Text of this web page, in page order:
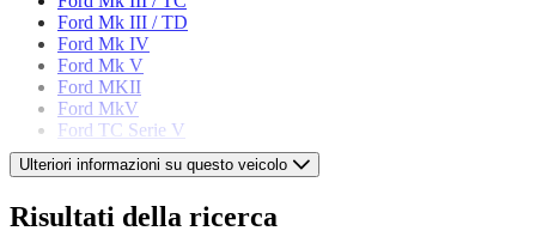
Ford Mk III / TD
Ford Mk IV
Ford Mk V
Ford MKII
Ford MkV
Ford TC Serie V
Modelli di Ford
Ford Capri
Ulteriori informazioni su questo veicolo
Risultati della ricerca